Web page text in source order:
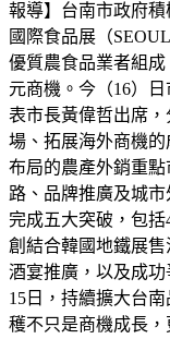
報導】台南市政府
國際食品展（
優質農食品業者組
元商機。今（16）
表市長黃偉哲出席
場、拓展海外商機
布局的農產外銷重
路、品牌推廣及城
完成五大突破，包
創結合韓國地鐵展
酒宴推廣，以及成功
15日，持續擴大台
穫不只是商機成長